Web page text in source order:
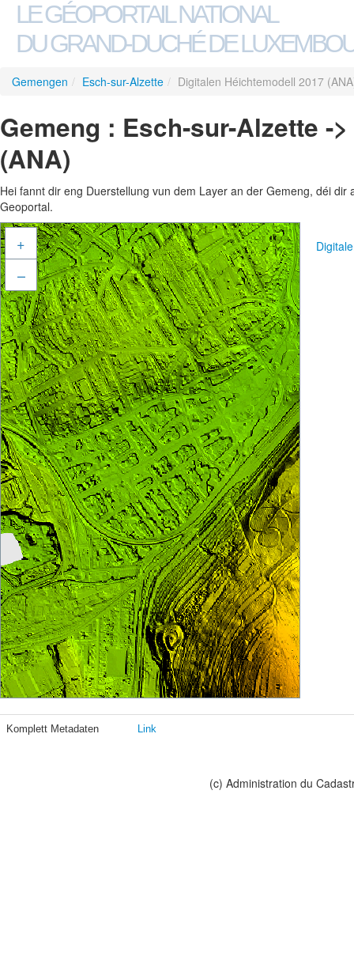
LE GÉOPORTAIL NATIONAL
DU GRAND-DUCHÉ DE
Gemengen / Esch-sur-Alzette / Digitalen Héichtemodell 2017
Gemeng : Esch-sur-Alzette -
(ANA)
Hei fannt dir eng Duerstellung vun dem Layer an der Gemeng, déi
Geoportal.
+
–
Komplett Metadaten Link
(c) Administration du